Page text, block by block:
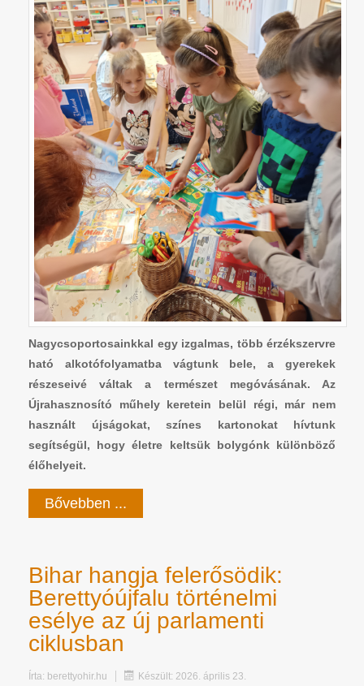
Nagycsoportosainkkal egy izgalmas, több érzékszervre
ható alkotófolyamatba vágtunk bele, a gyerekek
részeseivé váltak a természet megóvásának. Az
Újrahasznosító műhely keretein belül régi, már nem
használt újságokat, színes kartonokat hívtunk
segítségül, hogy életre keltsük bolygónk különböző
élőhelyeit.
Bővebben ...
Bihar hangja felerősödik:
Berettyóújfalu történelmi
esélye az új parlamenti
ciklusban
Írta: berettyohir.hu Készült: 2026. április 23.